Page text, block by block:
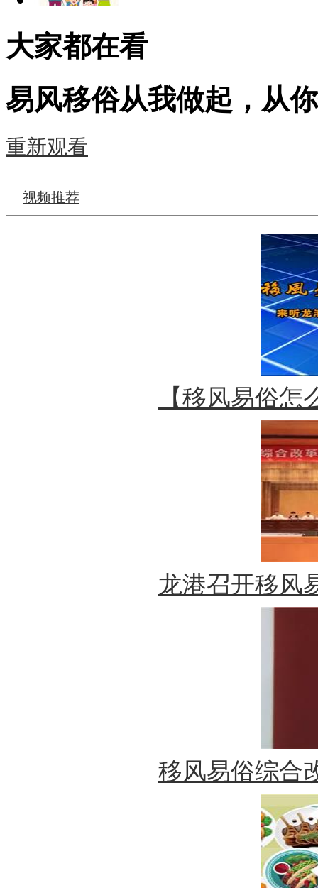
大家都在看
易风移俗从我做起，从
重新观看
视频推荐
【移风易俗
龙港召开移风
移风易俗综合